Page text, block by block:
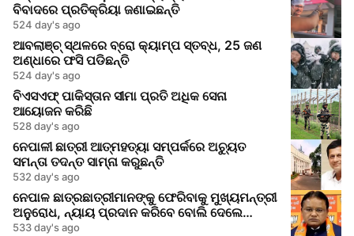
ବିବାଦରେ ପ୍ରତିକ୍ରିୟା ଜଣାଇଛନ୍ତି
524 day's ago
ଆବଲାଞ୍ଚ୍ ସ୍ଥଳରେ ବ୍ରୋ କ୍ୟାମ୍ପ ସ୍ତବ୍ଧ, 25 ଜଣ
ଅଣ୍ଧାରେ ଫସି ପଡିଛନ୍ତି
524 day's ago
ବିଏସଏଫ୍ ପାକିସ୍ତାନ ସୀମା ପ୍ରତି ଅଧିକ ସେନା
ଆୟୋଜନ କରିଛି
528 day's ago
ନେପାଳୀ ଛାତ୍ରୀ ଆତ୍ମହତ୍ୟା ସମ୍ପର୍କରେ ଅଚ୍ୟୁତ
ସମନ୍ତା ତଦନ୍ତ ସାମ୍ନା କରୁଛନ୍ତି
532 day's ago
ନେପାଳ ଛାତ୍ରଛାତ୍ରୀମାନଙ୍କୁ ଫେରିବାକୁ ମୁଖ୍ୟମନ୍ତ୍ରୀ
ଅନୁରୋଧ, ନ୍ୟାୟ ପ୍ରଦାନ କରିବେ ବୋଲି ଦେଲେ
ଆଶ୍ୱାସନା
533 day's ago